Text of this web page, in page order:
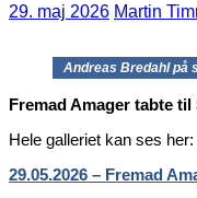
29. maj 2026 Martin
Andreas Bredahl på
Fremad Amager tabte
Hele galleriet kan ses her:
29.05.2026 – Fremad